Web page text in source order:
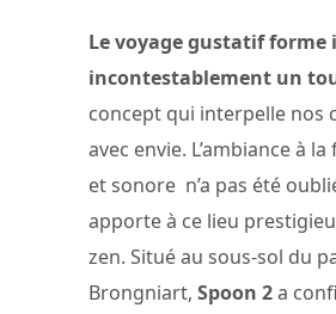
Le voyage gustatif forme
incontestablement un
concept qui interpelle nos
avec envie. L’ambiance à
et sonore n’a pas été
apporte à ce lieu
zen. Situé au sous-sol du
Brongniart, Spoon 2a